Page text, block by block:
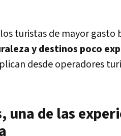
turistas de mayor gasto
y destinos poco
desde operadores
una de las